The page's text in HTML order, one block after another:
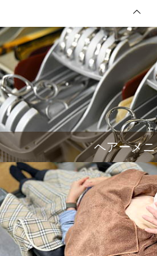
ヘアーメ